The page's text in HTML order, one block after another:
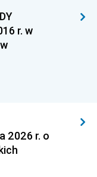
r. w
2026 r. o